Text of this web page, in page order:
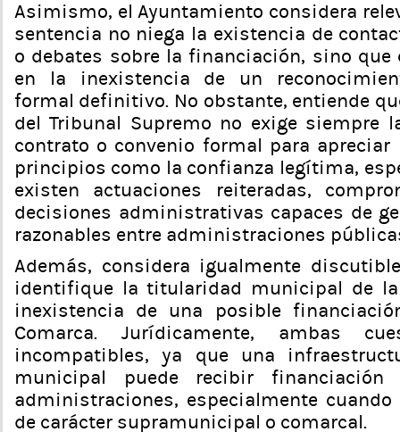
Asimismo, el Ayuntamiento considera
sentencia no niega la existencia de
o debates sobre la financiación, sino
en la inexistencia de un
formal definitivo. No obstante, entiende
del Tribunal Supremo no exige siempre
contrato o convenio formal para apreciar
principios como la confianza legítima,
existen actuaciones reiteradas,
decisiones administrativas capaces de
razonables entre administraciones
Además, considera igualmente
identifique la titularidad municipal de
inexistencia de una posible
Comarca. Jurídicamente, ambas
incompatibles, ya que una
municipal puede recibir
administraciones, especialmente
de carácter supramunicipal o comarcal.